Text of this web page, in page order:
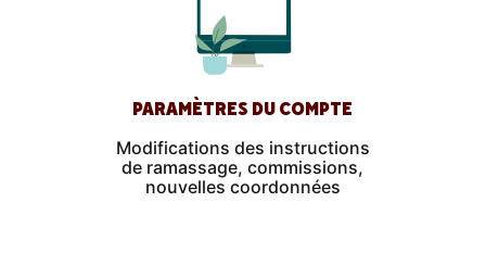
PARAMÈTRES DU COMPTE
Modifications des instructions
de ramassage, commissions,
nouvelles coordonnées